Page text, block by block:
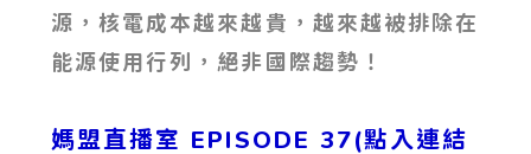
源，核電成本越來越貴，越來越被排除在
能源使用行列，絕非國際趨勢！
媽盟直播室 EPISODE 37(點入連結